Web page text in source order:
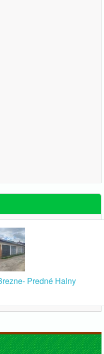
Predné Halny